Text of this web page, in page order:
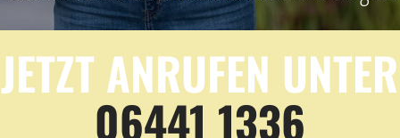
JETZT ANRUFEN UNTER
06441 1336